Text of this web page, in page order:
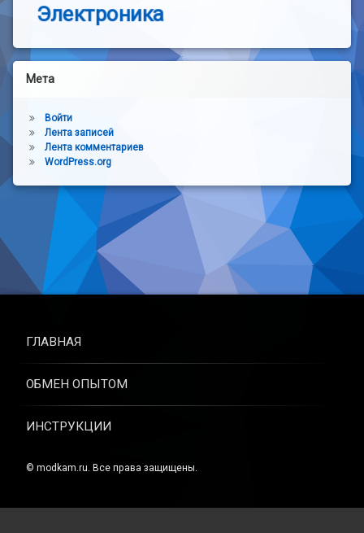
Электроника
Мета
Войти
Лента записей
Лента комментариев
WordPress.org
ГЛАВНАЯ
ОБМЕН ОПЫТОМ
ИНСТРУКЦИИ
© modkam.ru. Все права защищены.